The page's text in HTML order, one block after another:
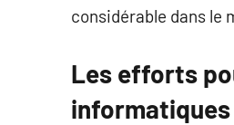
considérable dans le
Les efforts
informatiques